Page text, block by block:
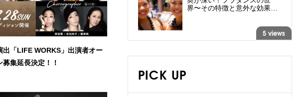
出「LIFE WORKS」出演者オー
募集延長決定！！
界〜その特徴と意外な効果…
5 views
PICK UP